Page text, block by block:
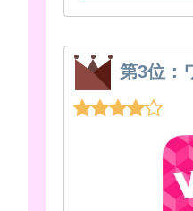
第3位：